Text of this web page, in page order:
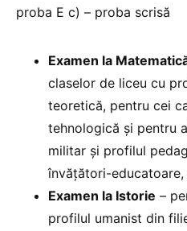
proba E c) – proba scrisă
Examen la
claselor de liceu cu
teoretică, pentru cei
tehnologică și pentru
militar și profilul
învățători-
Examen la Istorie –
profilul umanist din